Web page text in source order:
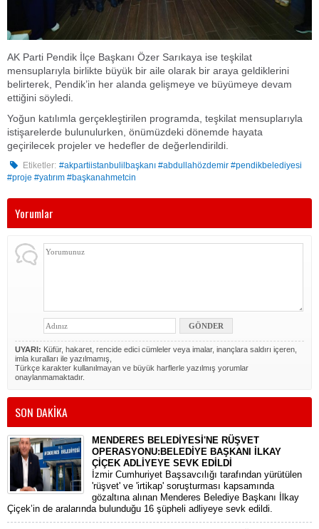
AK Parti Pendik İlçe Başkanı Özer Sarıkaya ise teşkilat
mensuplarıyla birlikte büyük bir aile olarak bir araya geldiklerini
belirterek, Pendik’in her alanda gelişmeye ve büyümeye devam
ettiğini söyledi.
Yoğun katılımla gerçekleştirilen programda, teşkilat mensuplarıyla
istişarelerde bulunulurken, önümüzdeki dönemde hayata
geçirilecek projeler ve hedefler de değerlendirildi.
Etiketler: #akpartiistanbulilbaşkanı #abdullahözdemir #pendikbelediyesi
#proje #yatırım #başkanahmetcin
Yorumlar
UYARI: Küfür, hakaret, rencide edici cümleler veya imalar, inançlara saldırı içeren,
imla kuralları ile yazılmamış,
Türkçe karakter kullanılmayan ve büyük harflerle yazılmış yorumlar
onaylanmamaktadır.
SON DAKİKA
MENDERES BELEDİYESİ'NE RÜŞVET
OPERASYONU:BELEDİYE BAŞKANI İLKAY
ÇİÇEK ADLİYEYE SEVK EDİLDİ
​İzmir Cumhuriyet Başsavcılığı tarafından yürütülen
'rüşvet' ve 'irtikap' soruşturması kapsamında
gözaltına alınan Menderes Belediye Başkanı İlkay
Çiçek’in de aralarında bulunduğu 16 şüpheli adliyeye sevk edildi.